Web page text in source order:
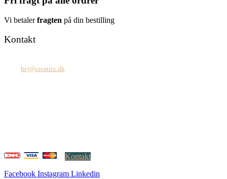
Vi betalerfragten på din bestilling
Kontakt
hej@creatrix.dk
Kontakt
Facebook Instagram Linkedin